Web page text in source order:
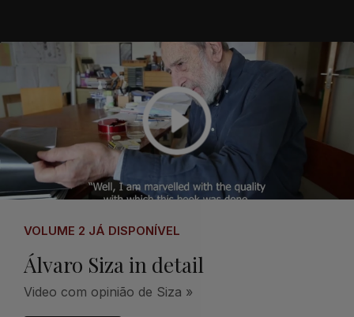
VOLUME 2 JÁ DISPONÍVEL
Álvaro Siza in detail
Video com opinião de Siza »